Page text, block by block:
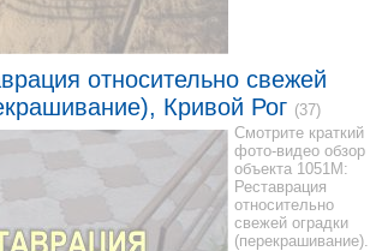
относительно свежей
Кривой Рог (37)
Смотрите краткий
фото-видео обзор
объекта 1051M:
Реставрация
относительно
свежей оградки
(перекрашивание).